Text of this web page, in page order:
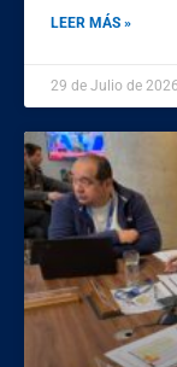
LEER MÁS »
29 de Julio de 2026